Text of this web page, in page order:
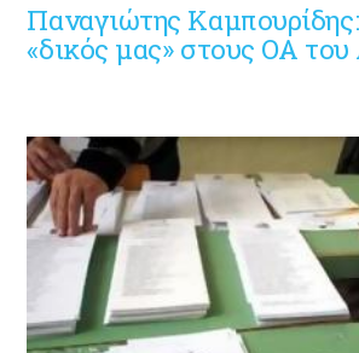
Παναγιώτης
«δικός μας» στους ΟΑ